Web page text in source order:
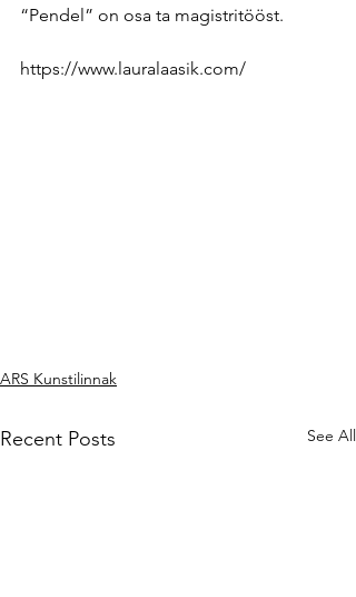
“Pendel” on osa ta magistritööst.
https://www.lauralaasik.com/
ARS Kunstilinnak
Recent Posts See All